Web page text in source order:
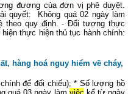
đương của đơn vị phê duyệt.
quyết: Không quá 02 ngày làm
theo quy định. - Đối tượng thực
thực hiện thủ tục hành chính:
hàng hoá nguy hiểm về cháy,
để đối chiếu); * Số lượng hồ